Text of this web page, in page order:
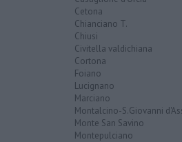
Cetona
Chianciano T.
Chiusi
Civitella valdichiana
Cortona
Foiano
Lucignano
Marciano
Montalcino-S.Giovanni
Monte San Savino
Montepulciano